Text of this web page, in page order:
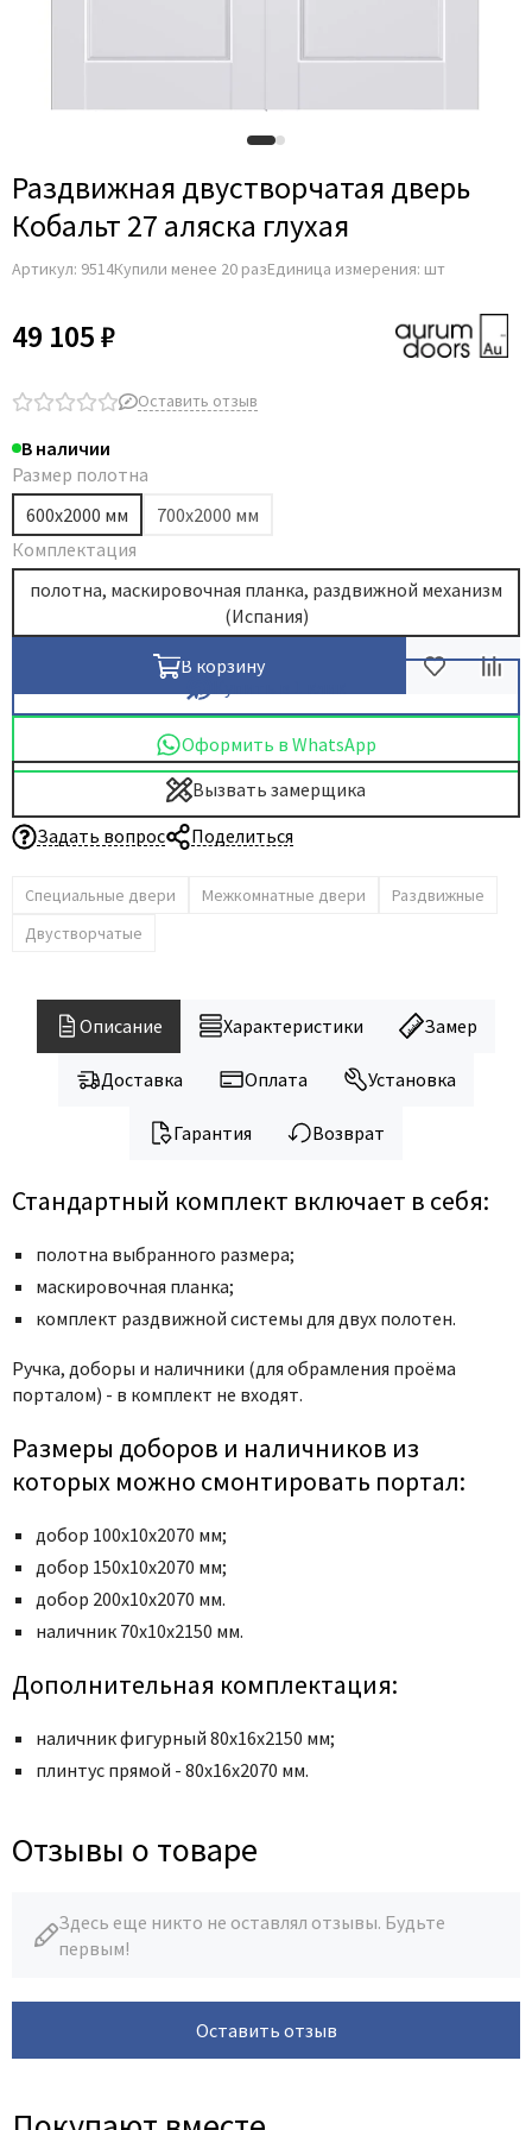
Раздвижная двустворчатая дверь
Кобальт 27 аляска глухая
Артикул: 9514Купили менее 20 разЕдиница измерения: шт
49 105 ₽
Оставить отзыв
В наличии
Размер полотна
600х2000 мм
700х2000 мм
Комплектация
полотна, маскировочная планка, раздвижной механизм
(Испания)
В корзину
Оформить в WhatsApp
Вызвать замерщика
Задать вопрос
Поделиться
Специальные двери Межкомнатные двери
Раздвижные
Двустворчатые
Описание Характеристики Замер
Доставка Оплата Установка
Гарантия Возврат
Стандартный комплект включает в себя:
полотна выбранного размера;
маскировочная планка;
комплект раздвижной системы для двух полотен.
Ручка, доборы и наличники (для обрамления проёма
порталом) - в комплект не входят.
Размеры доборов и наличников из
которых можно смонтировать портал:
добор 100х10х2070 мм;
добор 150х10х2070 мм;
добор 200х10х2070 мм.
наличник 70x10x2150 мм.
Дополнительная комплектация:
наличник фигурный 80х16х2150 мм;
плинтус прямой - 80х16х2070 мм.
Отзывы о товаре
Здесь еще никто не оставлял отзывы. Будьте
первым!
Оставить отзыв